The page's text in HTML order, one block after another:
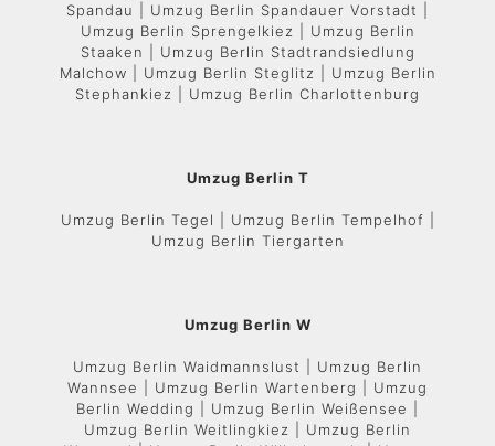
Spandau | Umzug Berlin Spandauer Vorstadt |
Umzug Berlin Sprengelkiez | Umzug Berlin
Staaken | Umzug Berlin Stadtrandsiedlung
Malchow | Umzug Berlin Steglitz | Umzug Berlin
Stephankiez | Umzug Berlin Charlottenburg
Umzug Berlin T
Umzug Berlin Tegel | Umzug Berlin Tempelhof |
Umzug Berlin Tiergarten
Umzug Berlin W
Umzug Berlin Waidmannslust | Umzug Berlin
Wannsee | Umzug Berlin Wartenberg | Umzug
Berlin Wedding | Umzug Berlin Weißensee |
Umzug Berlin Weitlingkiez | Umzug Berlin